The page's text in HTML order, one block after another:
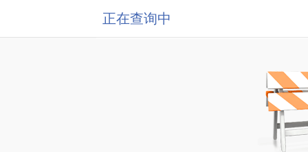
正在查询中